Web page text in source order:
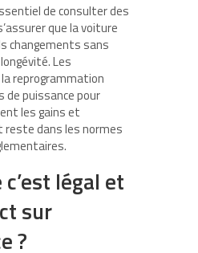
de consulter des
que la voiture
changements sans
Les
reprogrammation
puissance pour
les gains et
reste dans les normes
légal et
sur
?